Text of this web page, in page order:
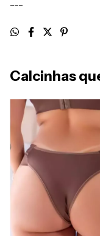
---
Calcinhas